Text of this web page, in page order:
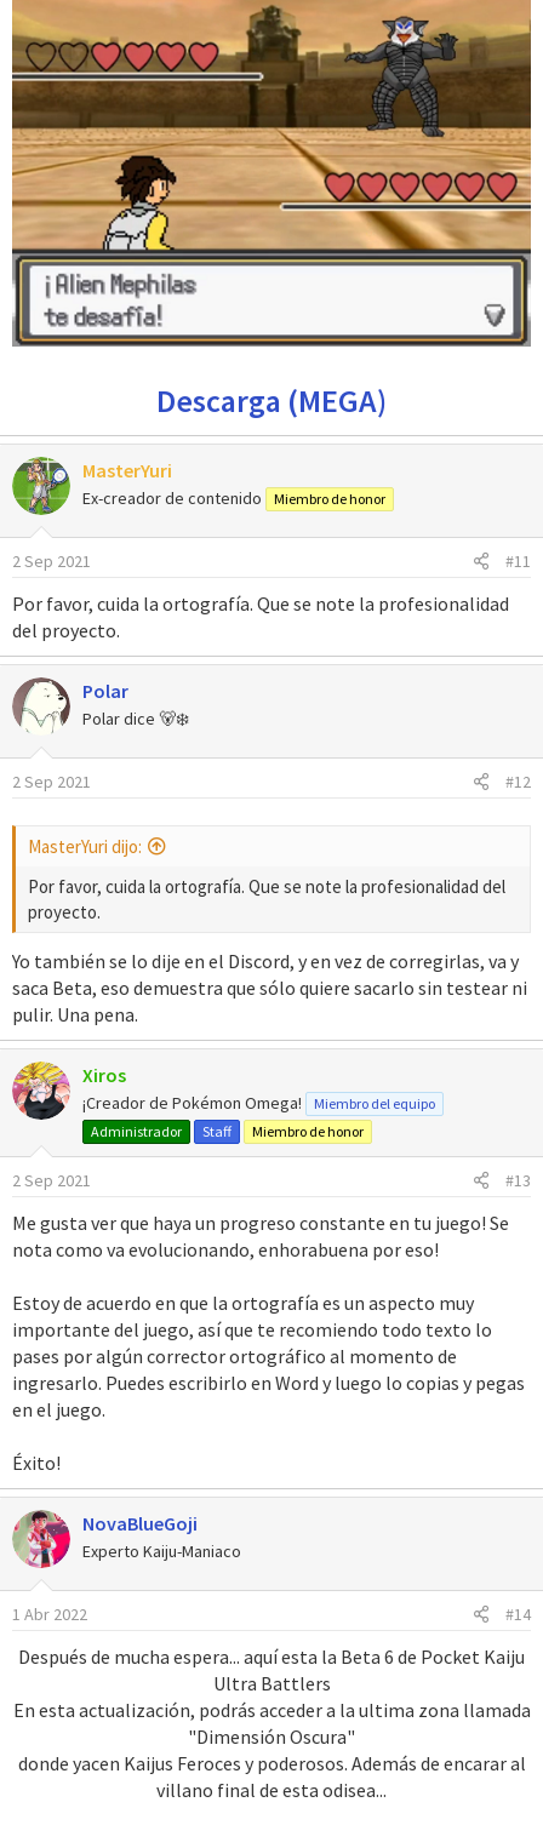
Descarga (MEGA)
MasterYuri
Ex-creador de contenido Miembro de honor
2 Sep 2021 #11
Por favor, cuida la ortografía. Que se note la profesionalidad
del proyecto.
Polar
Polar dice 🐻‍❄️
2 Sep 2021 #12
MasterYuri dijo:
Por favor, cuida la ortografía. Que se note la profesionalidad del
proyecto.
Yo también se lo dije en el Discord, y en vez de corregirlas, va y
saca Beta, eso demuestra que sólo quiere sacarlo sin testear ni
pulir. Una pena.
Xiros
¡Creador de Pokémon Omega!
Miembro del equipo
Administrador
Staff Miembro de honor
2 Sep 2021 #13
Me gusta ver que haya un progreso constante en tu juego! Se
nota como va evolucionando, enhorabuena por eso!
Estoy de acuerdo en que la ortografía es un aspecto muy
importante del juego, así que te recomiendo todo texto lo
pases por algún corrector ortográfico al momento de
ingresarlo. Puedes escribirlo en Word y luego lo copias y pegas
en el juego.
Éxito!
NovaBlueGoji
Experto Kaiju-Maniaco
1 Abr 2022 #14
Después de mucha espera... aquí esta la Beta 6 de Pocket Kaiju
Ultra Battlers
En esta actualización, podrás acceder a la ultima zona llamada
"Dimensión Oscura"
donde yacen Kaijus Feroces y poderosos. Además de encarar al
villano final de esta odisea...